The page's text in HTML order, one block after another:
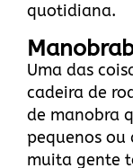
quotidiana.
Uma das
cadeira de
de manobra
pequenos ou
muita gente